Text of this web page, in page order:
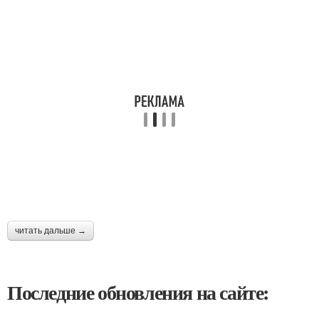
читать дальше →
Последние обновления на сайте: